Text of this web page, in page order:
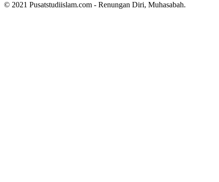
© 2021 Pusatstudiislam.com - Renungan Diri, Muhasabah.